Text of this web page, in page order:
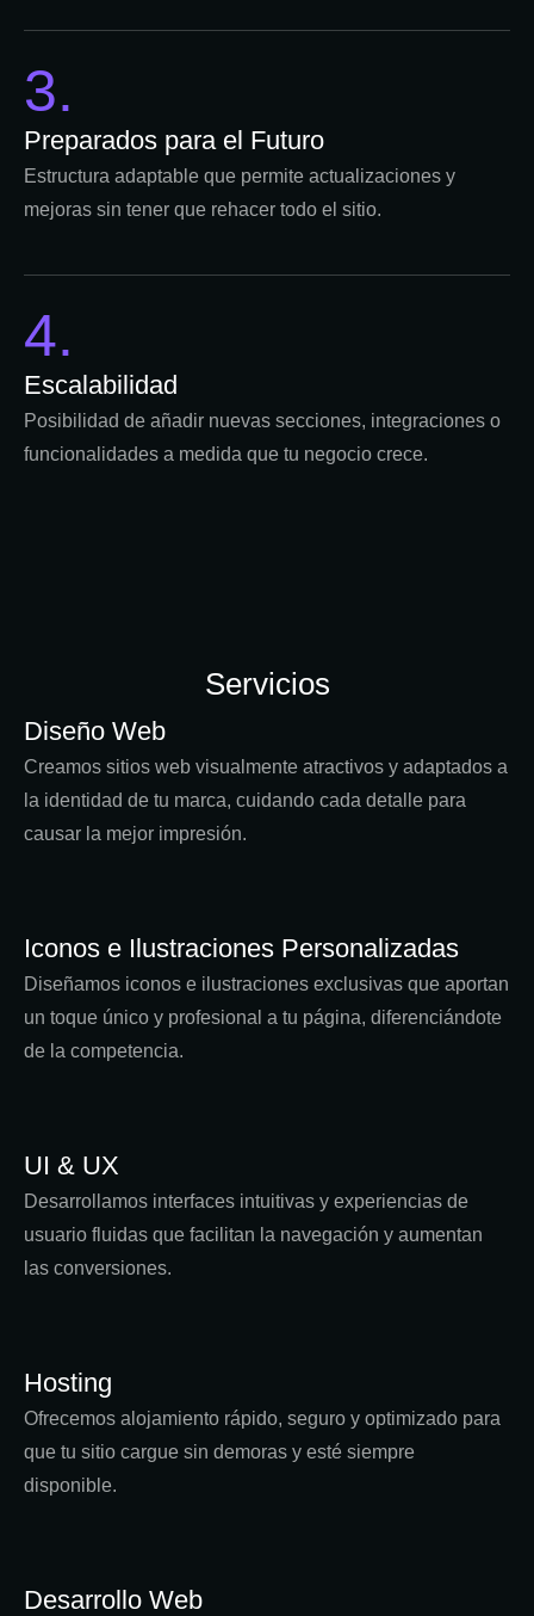
3.
Preparados para el Futuro
Estructura adaptable que permite actualizaciones y
mejoras sin tener que rehacer todo el sitio.
4.
Escalabilidad
Posibilidad de añadir nuevas secciones, integraciones o
funcionalidades a medida que tu negocio crece.
Servicios
Diseño Web
Creamos sitios web visualmente atractivos y adaptados a
la identidad de tu marca, cuidando cada detalle para
causar la mejor impresión.
Iconos e Ilustraciones Personalizadas
Diseñamos iconos e ilustraciones exclusivas que aportan
un toque único y profesional a tu página, diferenciándote
de la competencia.
UI & UX
Desarrollamos interfaces intuitivas y experiencias de
usuario fluidas que facilitan la navegación y aumentan
las conversiones.
Hosting
Ofrecemos alojamiento rápido, seguro y optimizado para
que tu sitio cargue sin demoras y esté siempre
disponible.
Desarrollo Web